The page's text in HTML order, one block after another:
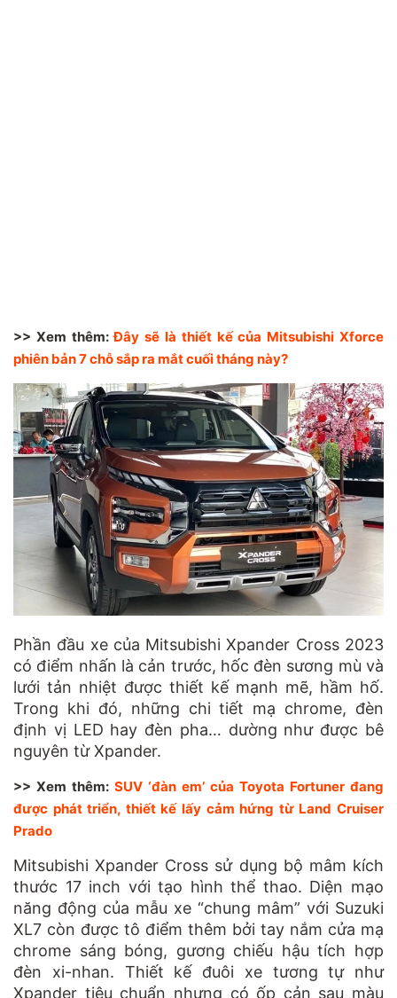
>> Xem thêm:Đây sẽ là thiết kế của Mitsubishi Xforce
phiên bản 7 chỗ sắp ra mắt cuối tháng này?
Phần đầu xe của Mitsubishi Xpander Cross 2023
có điểm nhấn là cản trước, hốc đèn sương mù và
lưới tản nhiệt được thiết kế mạnh mẽ, hầm hố.
Trong khi đó, những chi tiết mạ chrome, đèn
định vị LED hay đèn pha… dường như được bê
nguyên từ Xpander.
>> Xem thêm: SUV ‘đàn em’ của Toyota Fortuner đang
được phát triển, thiết kế lấy cảm hứng từ Land Cruiser
Prado
Mitsubishi Xpander Cross sử dụng bộ mâm kích
thước 17 inch với tạo hình thể thao. Diện mạo
năng động của mẫu xe “chung mâm” với Suzuki
XL7 còn được tô điểm thêm bởi tay nắm cửa mạ
chrome sáng bóng, gương chiếu hậu tích hợp
đèn xi-nhan. Thiết kế đuôi xe tương tự như
Xpander tiêu chuẩn nhưng có ốp cản sau màu